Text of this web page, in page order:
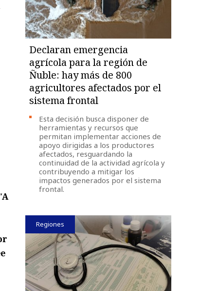
A
Declaran emergencia
agrícola para la región de
Ñuble: hay más de 800
agricultores afectados por el
sistema frontal
Esta decisión busca disponer de
herramientas y recursos que
permitan implementar acciones de
apoyo dirigidas a los productores
afectados, resguardando la
continuidad de la actividad agrícola y
contribuyendo a mitigar los
impactos generados por el sistema
frontal.
Regiones